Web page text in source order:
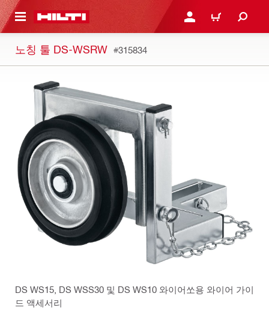
으로 건너뛰기 로그인 또는 회원가입
장바구니
노칭 툴 DS-WSRW #315834
DS WS15, DS WSS30 및 DS WS10 와이어쏘용 와이어 가이
드 액세서리